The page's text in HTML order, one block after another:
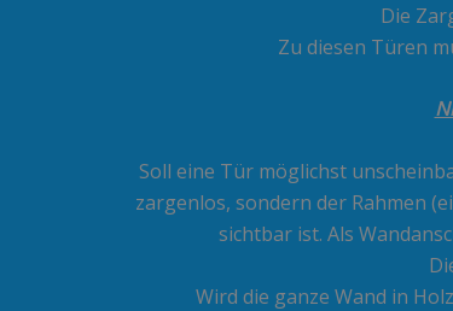
Die
Zu diesen Türen
Soll eine Tür möglichst
zargenlos, sondern der Rahmen
sichtbar ist. Als
Wird die ganze Wand in